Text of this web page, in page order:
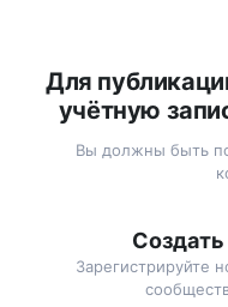
Для
учётную
Вы должны быть
Зарегистрируйте